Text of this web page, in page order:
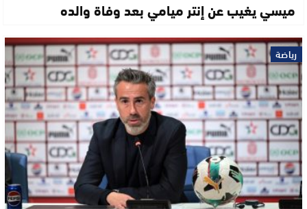
ميسي يغيب عن إنتر ميامي بعد وفاة والده
رياضة